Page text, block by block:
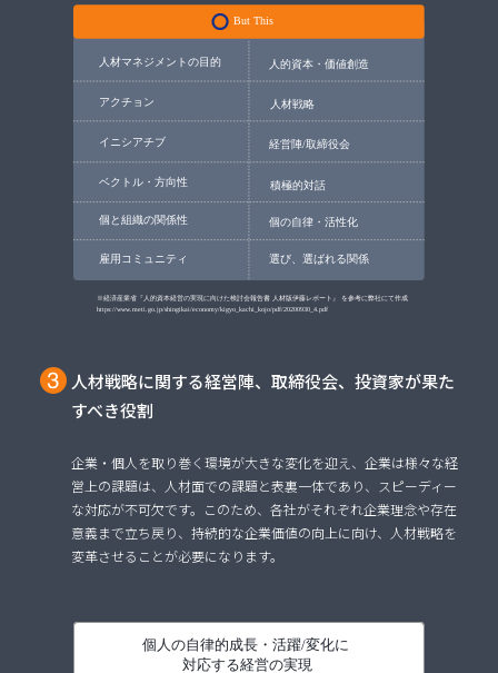
人材戦略に関する経営陣、取締役会、投資家が果た
すべき役割
企業・個人を取り巻く環境が大きな変化を迎え、企業は様々な経
営上の課題は、人材面での課題と表裏一体であり、スピーディー
な対応が不可欠です。このため、各社がそれぞれ企業理念や存在
意義まで立ち戻り、持続的な企業価値の向上に向け、人材戦略を
変革させることが必要になります。